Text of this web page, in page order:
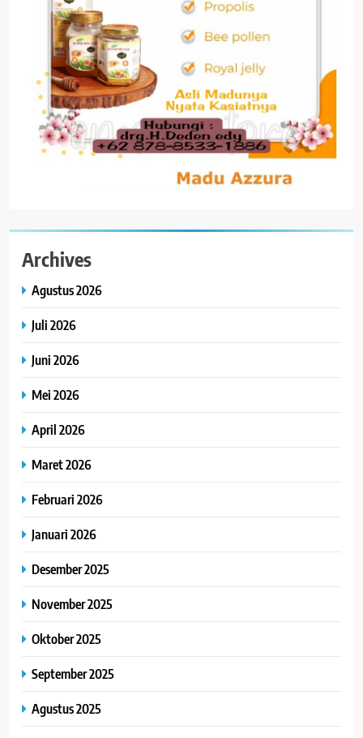
Archives
Agustus 2026
Juli 2026
Juni 2026
Mei 2026
April 2026
Maret 2026
Februari 2026
Januari 2026
Desember 2025
November 2025
Oktober 2025
September 2025
Agustus 2025